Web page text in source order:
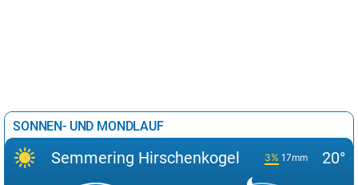
SONNEN- UND MONDLAUF
Semmering Hirschenkogel 3% 17mm 20°